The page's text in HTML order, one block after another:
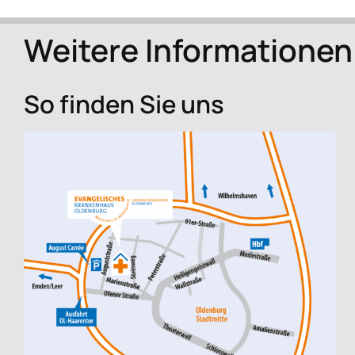
Weitere Informationen
So finden Sie uns